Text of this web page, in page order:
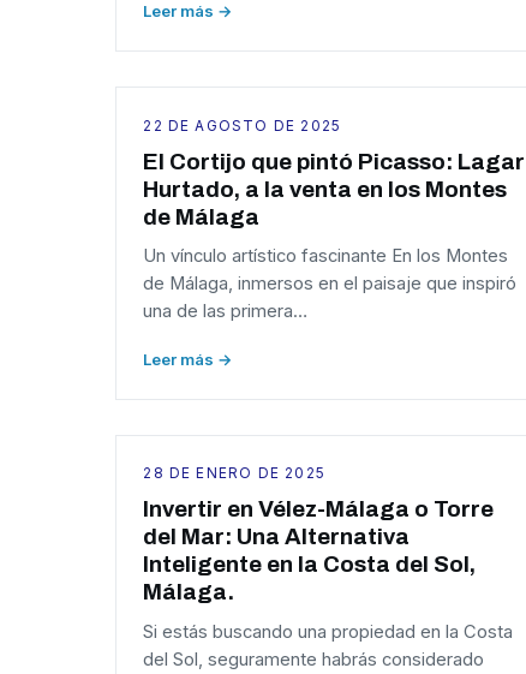
Leer más →
22 DE AGOSTO DE 2025
El Cortijo que pintó Picasso: Lagar
Hurtado, a la venta en los Montes
de Málaga
Un vínculo artístico fascinante En los Montes
de Málaga, inmersos en el paisaje que inspiró
una de las primera…
Leer más →
28 DE ENERO DE 2025
Invertir en Vélez-Málaga o Torre
del Mar: Una Alternativa
Inteligente en la Costa del Sol,
Málaga.
Si estás buscando una propiedad en la Costa
del Sol, seguramente habrás considerado